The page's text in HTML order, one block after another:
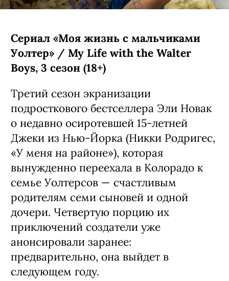
Сериал «Моя жизнь с мальчиками
Уолтер» / My Life with the Walter
Boys, 3 сезон (18+)
Третий сезон экранизации
подросткового бестселлера Эли Новак
о недавно осиротевшей 15-летней
Джеки из Нью-Йорка (Никки Родригес,
«У меня на районе»), которая
вынужденно переехала в Колорадо к
семье Уолтерсов — счастливым
родителям семи сыновей и одной
дочери. Четвертую порцию их
приключений создатели уже
анонсировали заранее:
предварительно, она выйдет в
следующем году.